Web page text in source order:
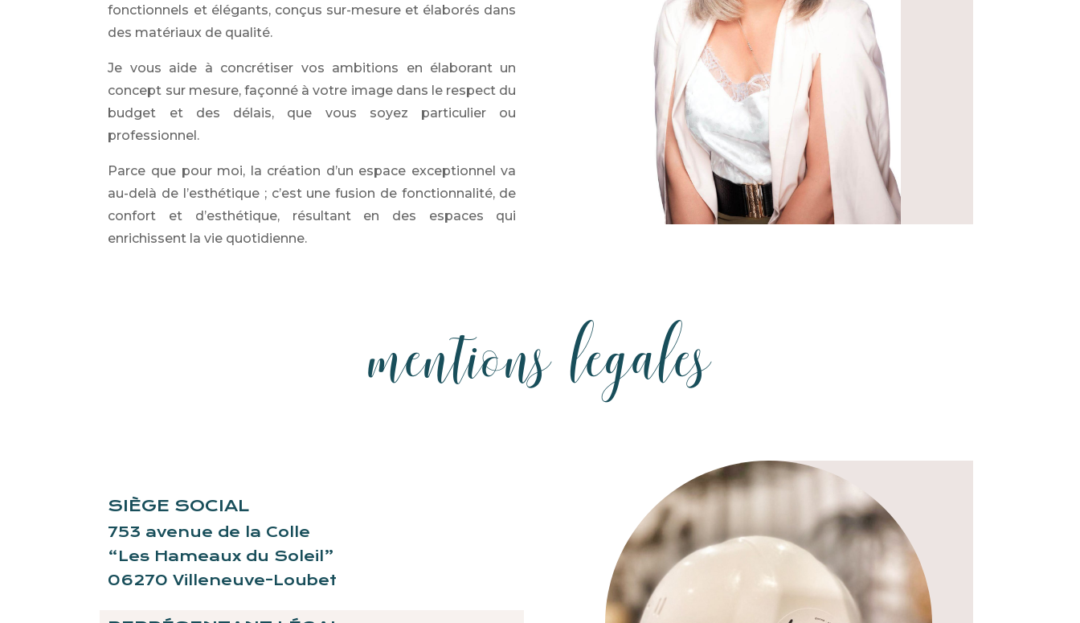
fonctionnels et élégants, conçus sur-mesure et élaborés dans
des matériaux de qualité.
Je vous aide à concrétiser vos ambitions en élaborant un
concept sur mesure, façonné à votre image dans le respect du
budget et des délais, que vous soyez particulier ou
professionnel.
Parce que pour moi, la création d’un espace exceptionnel va
au-delà de l’esthétique ; c’est une fusion de fonctionnalité, de
confort et d’esthétique, résultant en des espaces qui
enrichissent la vie quotidienne.
mentions legales
SIÈGE SOCIAL
753 avenue de la Colle
“Les Hameaux du Soleil”
06270 Villeneuve-Loubet